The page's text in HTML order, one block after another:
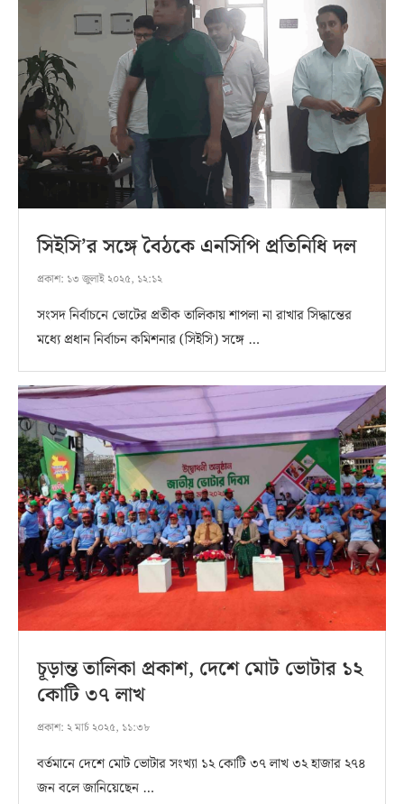
সিইসি’র সঙ্গে বৈঠকে এনসিপি প্রতিনিধি দল
প্রকাশ: ১৩ জুলাই ২০২৫, ১২:১২
সংসদ নির্বাচনে ভোটের প্রতীক তালিকায় শাপলা না রাখার সিদ্ধান্তের
মধ্যে প্রধান নির্বাচন কমিশনার (সিইসি) সঙ্গে …
চূড়ান্ত তালিকা প্রকাশ, দেশে মোট ভোটার ১২
কোটি ৩৭ লাখ
প্রকাশ: ২ মার্চ ২০২৫, ১১:৩৮
বর্তমানে দেশে মোট ভোটার সংখ্যা ১২ কোটি ৩৭ লাখ ৩২ হাজার ২৭৪
জন বলে জানিয়েছেন …